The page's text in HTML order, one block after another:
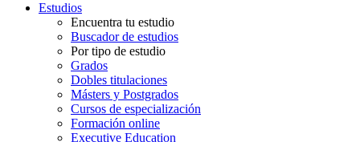
Estudios
Encuentra tu estudio
Buscador de estudios
Por tipo de estudio
Grados
Dobles titulaciones
Másters y Postgrados
Cursos de especialización
Formación online
Executive Education